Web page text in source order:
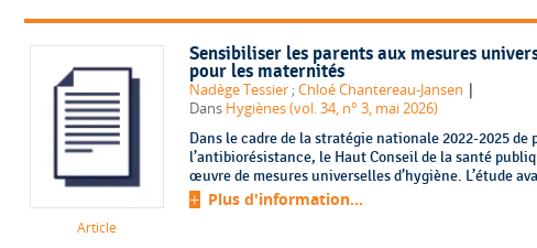
Article
Sensibiliser les parents aux mesures
pour les maternités
Nadège Tessier ;Chloé Chantereau-Jansen |
Dans Hygiènes (vol. 34, n° 3, mai 2026)
Dans le cadre de la stratégie nationale 2022-2025
l’antibiorésistance, le Haut Conseil de la santé
œuvre de mesures universelles d’hygiène. L’étude
Plus d'information...